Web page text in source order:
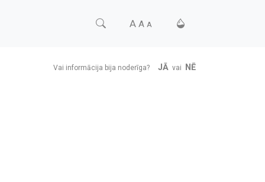
A A A
Vai informācija bija noderīga? JĀ vai NĒ